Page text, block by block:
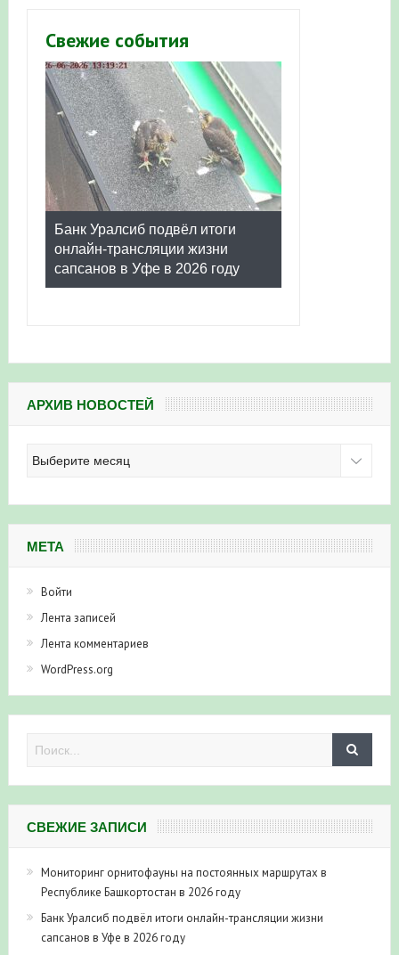
Свежие события
Банк Уралсиб подвёл итоги
онлайн-трансляции жизни
сапсанов в Уфе в 2026 году
АРХИВ НОВОСТЕЙ
новостей
МЕТА
Войти
Лента записей
Лента комментариев
WordPress.org
СВЕЖИЕ ЗАПИСИ
Мониторинг орнитофауны на постоянных маршрутах в
Республике Башкортостан в 2026 году
Банк Уралсиб подвёл итоги онлайн-трансляции жизни
сапсанов в Уфе в 2026 году